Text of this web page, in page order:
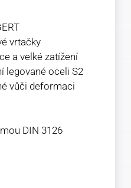
vrtačky
a velké zatížení
legované oceli S2
vůči deformaci
DIN 3126